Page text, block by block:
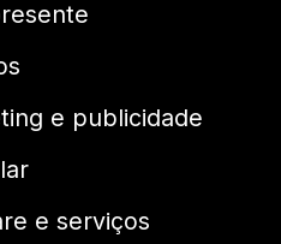
e publicidade
e serviços